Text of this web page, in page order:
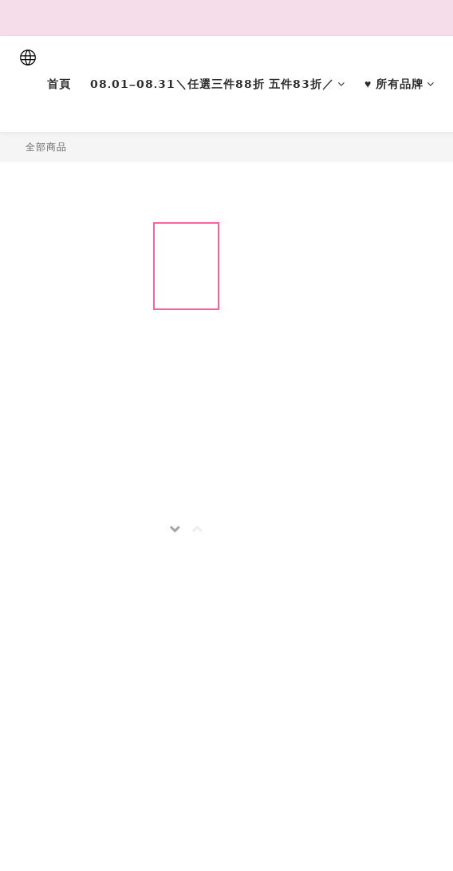
首頁 𝟬𝟴.𝟬𝟭–𝟬𝟴.𝟯𝟭＼任選三件𝟴𝟴折 五件𝟴𝟯折／ ♥︎ 所有品牌
全部商品